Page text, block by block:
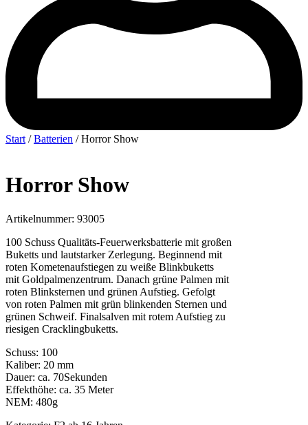
Start /Batterien / Horror Show
Horror Show
Artikelnummer: 93005
100 Schuss Qualitäts-Feuerwerksbatterie mit großen
Buketts und lautstarker Zerlegung. Beginnend mit
roten Kometenaufstiegen zu weiße Blinkbuketts
mit Goldpalmenzentrum. Danach grüne Palmen mit
roten Blinksternen und grünen Aufstieg. Gefolgt
von roten Palmen mit grün blinkenden Sternen und
grünen Schweif. Finalsalven mit rotem Aufstieg zu
riesigen Cracklingbuketts.
Schuss: 100
Kaliber: 20 mm
Dauer: ca. 70Sekunden
Effekthöhe: ca. 35 Meter
NEM: 480g